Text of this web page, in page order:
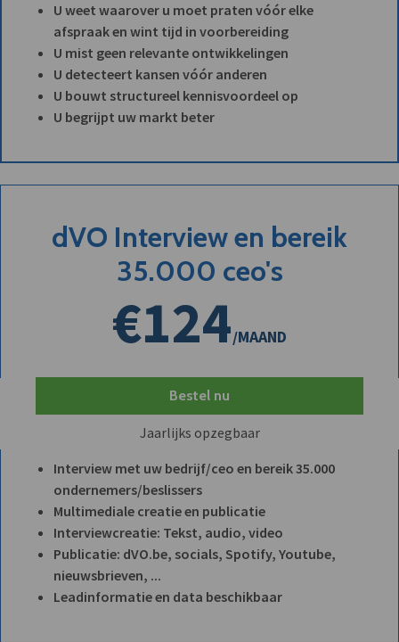
U weet waarover u moet praten vóór elke
afspraak en wint tijd in voorbereiding
U mist geen relevante ontwikkelingen
U detecteert kansen vóór anderen
U bouwt structureel kennisvoordeel op
U begrijpt uw markt beter
dVO Interview en bereik
35.000 ceo's
€124/MAAND
Bestel nu
Jaarlijks opzegbaar
Interview met uw bedrijf/ceo en bereik 35.000
ondernemers/beslissers
Multimediale creatie en publicatie
Interviewcreatie: Tekst, audio, video
Publicatie: dVO.be, socials, Spotify, Youtube,
nieuwsbrieven, ...
Leadinformatie en data beschikbaar